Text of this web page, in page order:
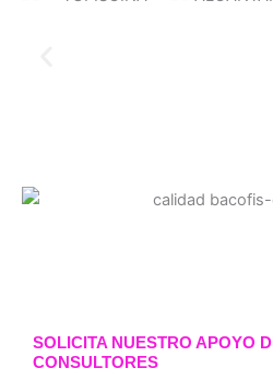
SOLICITA NUESTRO APOYO
CONSULTORES